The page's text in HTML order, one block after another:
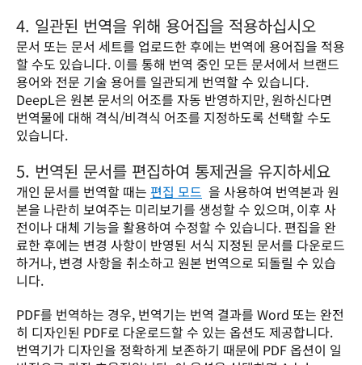
4. 일관된 번역을 위해 용어집을 적용하십시오
문서 또는 문서 세트를 업로드한 후에는 번역에 용어집을 적용
할 수도 있습니다. 이를 통해 번역 중인 모든 문서에서 브랜드
용어와 전문 기술 용어를 일관되게 번역할 수 있습니다.
DeepL은 원본 문서의 어조를 자동 반영하지만, 원하신다면
번역물에 대해 격식/비격식 어조를 지정하도록 선택할 수도
있습니다.
5. 번역된 문서를 편집하여 통제권을 유지하세요
개인 문서를 번역할 때는 편집 모드 을 사용하여 번역본과 원
본을 나란히 보여주는 미리보기를 생성할 수 있으며, 이후 사
전이나 대체 기능을 활용하여 수정할 수 있습니다. 편집을 완
료한 후에는 변경 사항이 반영된 서식 지정된 문서를 다운로드
하거나, 변경 사항을 취소하고 원본 번역으로 되돌릴 수 있습
니다.
PDF를 번역하는 경우, 번역기는 번역 결과를 Word 또는 완전
히 디자인된 PDF로 다운로드할 수 있는 옵션도 제공합니다.
번역기가 디자인을 정확하게 보존하기 때문에 PDF 옵션이 일